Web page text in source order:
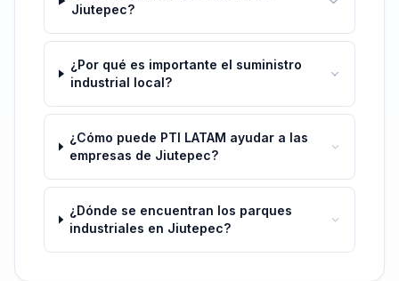
Jiutepec?
¿Por qué es importante el suministro
industrial local?
¿Cómo puede PTI LATAM ayudar a las
empresas de Jiutepec?
¿Dónde se encuentran los parques
industriales en Jiutepec?